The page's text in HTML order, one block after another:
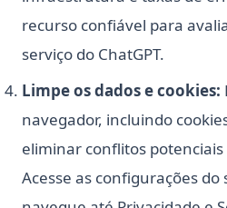
recurso confiável para
serviço do ChatGPT.
Limpe os dados e cookies:
navegador, incluindo
eliminar conflitos
Acesse as configurações do